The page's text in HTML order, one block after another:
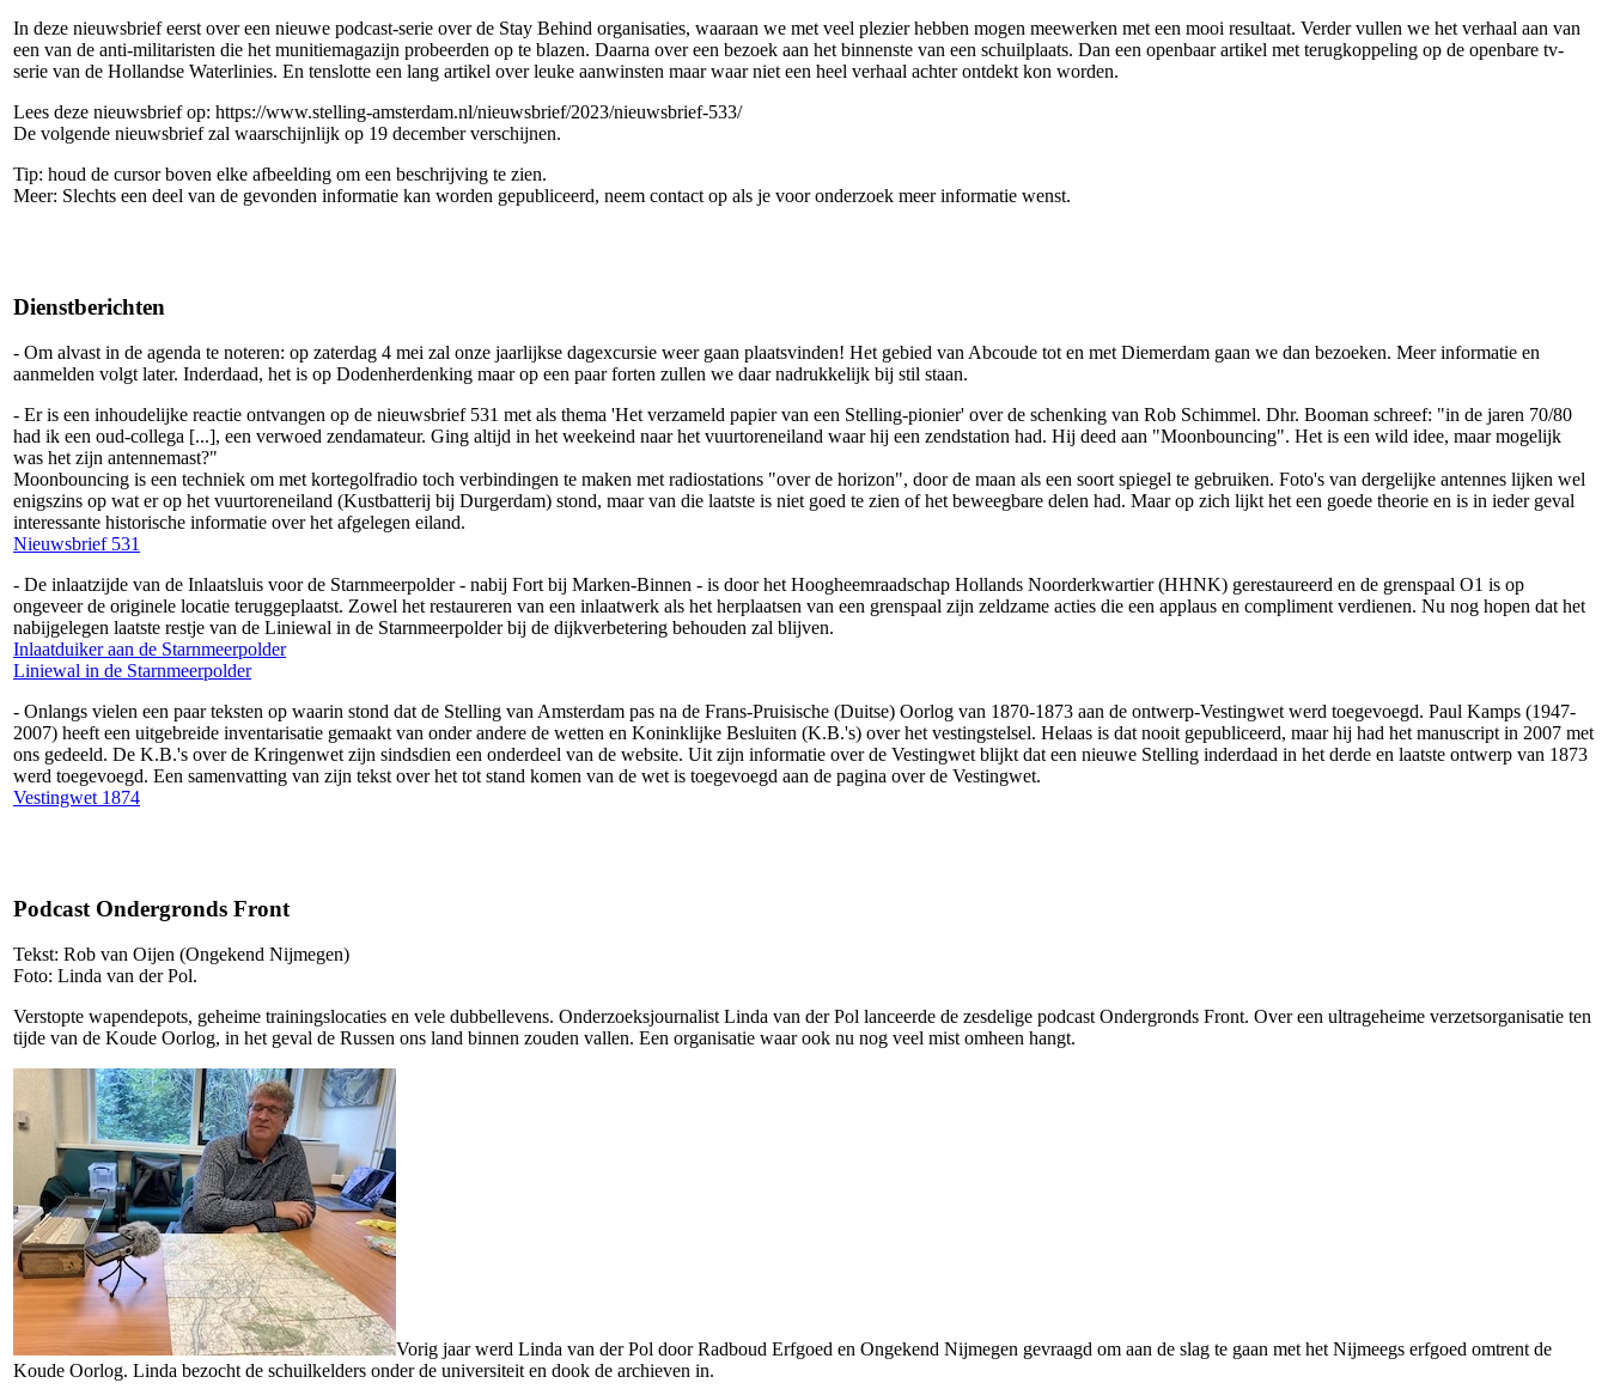
In deze nieuwsbrief eerst over een nieuwe podcast-serie over de Stay Behind organisaties, waaraan we met veel plezier hebben mogen meewerken met een mooi resultaat. Verder vullen we het verhaal aan van
een van de anti-militaristen die het munitiemagazijn probeerden op te blazen. Daarna over een bezoek aan het binnenste van een schuilplaats. Dan een openbaar artikel met terugkoppeling op de openbare tv-
serie van de Hollandse Waterlinies. En tenslotte een lang artikel over leuke aanwinsten maar waar niet een heel verhaal achter ontdekt kon worden.
Lees deze nieuwsbrief op: https://www.stelling-amsterdam.nl/nieuwsbrief/2023/nieuwsbrief-533/
De volgende nieuwsbrief zal waarschijnlijk op 19 december verschijnen.
Tip: houd de cursor boven elke afbeelding om een beschrijving te zien.
Meer: Slechts een deel van de gevonden informatie kan worden gepubliceerd, neem contact op als je voor onderzoek meer informatie wenst.
Dienstberichten
- Om alvast in de agenda te noteren: op zaterdag 4 mei zal onze jaarlijkse dagexcursie weer gaan plaatsvinden! Het gebied van Abcoude tot en met Diemerdam gaan we dan bezoeken. Meer informatie en
aanmelden volgt later. Inderdaad, het is op Dodenherdenking maar op een paar forten zullen we daar nadrukkelijk bij stil staan.
- Er is een inhoudelijke reactie ontvangen op de nieuwsbrief 531 met als thema 'Het verzameld papier van een Stelling-pionier' over de schenking van Rob Schimmel. Dhr. Booman schreef: "in de jaren 70/80
had ik een oud-collega [...], een verwoed zendamateur. Ging altijd in het weekeind naar het vuurtoreneiland waar hij een zendstation had. Hij deed aan "Moonbouncing". Het is een wild idee, maar mogelijk
was het zijn antennemast?"
Moonbouncing is een techniek om met kortegolfradio toch verbindingen te maken met radiostations "over de horizon", door de maan als een soort spiegel te gebruiken. Foto's van dergelijke antennes lijken wel
enigszins op wat er op het vuurtoreneiland (Kustbatterij bij Durgerdam) stond, maar van die laatste is niet goed te zien of het beweegbare delen had. Maar op zich lijkt het een goede theorie en is in ieder geval
interessante historische informatie over het afgelegen eiland.
Nieuwsbrief 531
- De inlaatzijde van de Inlaatsluis voor de Starnmeerpolder - nabij Fort bij Marken-Binnen - is door het Hoogheemraadschap Hollands Noorderkwartier (HHNK) gerestaureerd en de grenspaal O1 is op
ongeveer de originele locatie teruggeplaatst. Zowel het restaureren van een inlaatwerk als het herplaatsen van een grenspaal zijn zeldzame acties die een applaus en compliment verdienen. Nu nog hopen dat het
nabijgelegen laatste restje van de Liniewal in de Starnmeerpolder bij de dijkverbetering behouden zal blijven.
Inlaatduiker aan de Starnmeerpolder
Liniewal in de Starnmeerpolder
- Onlangs vielen een paar teksten op waarin stond dat de Stelling van Amsterdam pas na de Frans-Pruisische (Duitse) Oorlog van 1870-1873 aan de ontwerp-Vestingwet werd toegevoegd. Paul Kamps (1947-
2007) heeft een uitgebreide inventarisatie gemaakt van onder andere de wetten en Koninklijke Besluiten (K.B.'s) over het vestingstelsel. Helaas is dat nooit gepubliceerd, maar hij had het manuscript in 2007 met
ons gedeeld. De K.B.'s over de Kringenwet zijn sindsdien een onderdeel van de website. Uit zijn informatie over de Vestingwet blijkt dat een nieuwe Stelling inderdaad in het derde en laatste ontwerp van 1873
werd toegevoegd. Een samenvatting van zijn tekst over het tot stand komen van de wet is toegevoegd aan de pagina over de Vestingwet.
Vestingwet 1874
Podcast Ondergronds Front
Tekst: Rob van Oijen (Ongekend Nijmegen)
Foto: Linda van der Pol.
Verstopte wapendepots, geheime trainingslocaties en vele dubbellevens. Onderzoeksjournalist Linda van der Pol lanceerde de zesdelige podcast Ondergronds Front. Over een ultrageheime verzetsorganisatie ten
tijde van de Koude Oorlog, in het geval de Russen ons land binnen zouden vallen. Een organisatie waar ook nu nog veel mist omheen hangt.
Vorig jaar werd Linda van der Pol door Radboud Erfgoed en Ongekend Nijmegen gevraagd om aan de slag te gaan met het Nijmeegs erfgoed omtrent de
Koude Oorlog. Linda bezocht de schuilkelders onder de universiteit en dook de archieven in.